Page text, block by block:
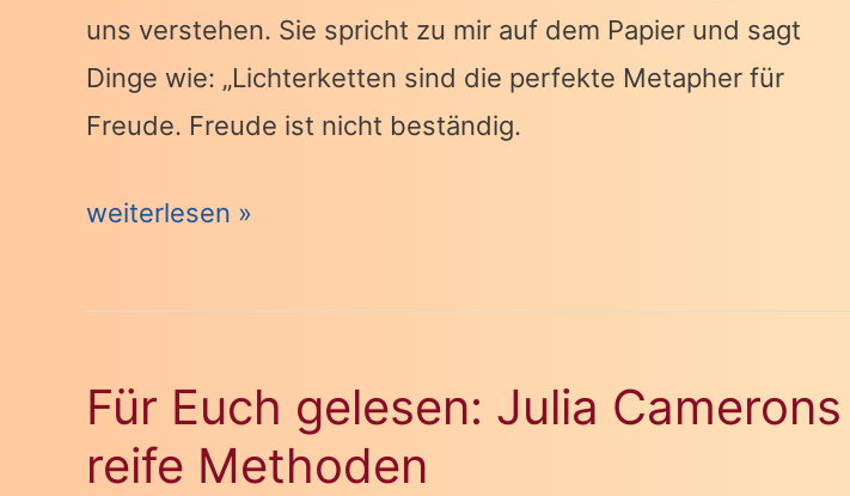
uns verstehen. Sie spricht zu mir auf dem Papier und sagt
Dinge wie: „Lichterketten sind die perfekte Metapher für
Freude. Freude ist nicht beständig.
Happiness
a
of
life?!
weiterlesen »
Für Euch gelesen: Julia Camerons
reife Methoden